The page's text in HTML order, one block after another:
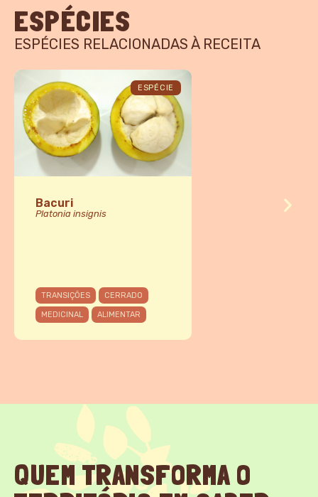
ESPÉCIES
ESPÉCIES RELACIONADAS À RECEITA
ESPÉCIE
Bacuri
Platonia insignis
TRANSIÇÕES CERRADO
MEDICINAL ALIMENTAR
QUEM TRANSFORMA O